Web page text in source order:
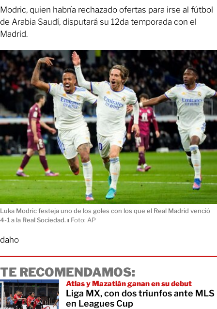
Modric, quien habría rechazado ofertas para irse al fútbol
de Arabia Saudí, disputará su 12da temporada con el
Madrid.
Luka Modric festeja uno de los goles con los que el Real Madrid venció
4-1 a la Real Sociedad. ı Foto: AP
daho
TE RECOMENDAMOS:
Atlas y Mazatlán ganan en su debut
Liga MX, con dos triunfos ante MLS
en Leagues Cup